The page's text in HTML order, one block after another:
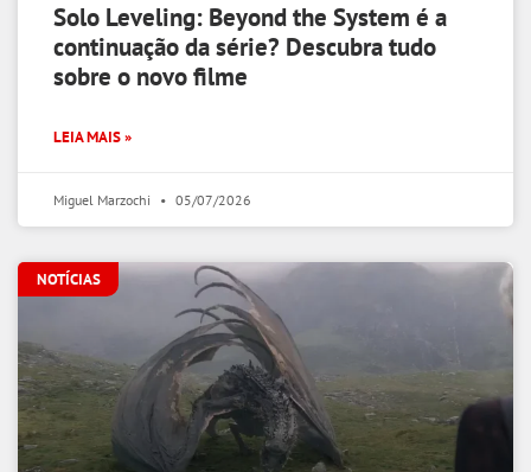
Solo Leveling: Beyond the System é a
continuação da série? Descubra tudo
sobre o novo filme
LEIA MAIS »
Miguel Marzochi 05/07/2026
NOTÍCIAS